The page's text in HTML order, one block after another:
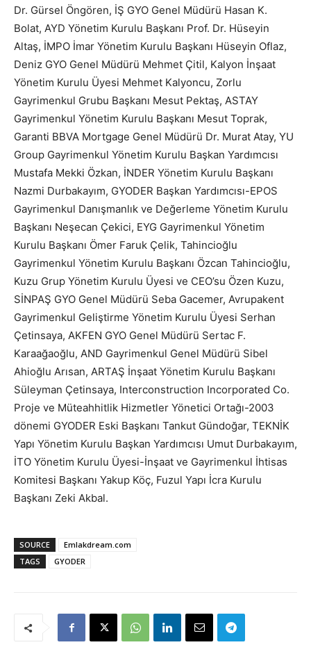
Dr. Gürsel Öngören, İŞ GYO Genel Müdürü Hasan K.
Bolat, AYD Yönetim Kurulu Başkanı Prof. Dr. Hüseyin
Altaş, İMPO İmar Yönetim Kurulu Başkanı Hüseyin Oflaz,
Deniz GYO Genel Müdürü Mehmet Çitil, Kalyon İnşaat
Yönetim Kurulu Üyesi Mehmet Kalyoncu, Zorlu
Gayrimenkul Grubu Başkanı Mesut Pektaş, ASTAY
Gayrimenkul Yönetim Kurulu Başkanı Mesut Toprak,
Garanti BBVA Mortgage Genel Müdürü Dr. Murat Atay, YU
Group Gayrimenkul Yönetim Kurulu Başkan Yardımcısı
Mustafa Mekki Özkan, İNDER Yönetim Kurulu Başkanı
Nazmi Durbakayım, GYODER Başkan Yardımcısı-EPOS
Gayrimenkul Danışmanlık ve Değerleme Yönetim Kurulu
Başkanı Neşecan Çekici, EYG Gayrimenkul Yönetim
Kurulu Başkanı Ömer Faruk Çelik, Tahincioğlu
Gayrimenkul Yönetim Kurulu Başkanı Özcan Tahincioğlu,
Kuzu Grup Yönetim Kurulu Üyesi ve CEO’su Özen Kuzu,
SİNPAŞ GYO Genel Müdürü Seba Gacemer, Avrupakent
Gayrimenkul Geliştirme Yönetim Kurulu Üyesi Serhan
Çetinsaya, AKFEN GYO Genel Müdürü Sertac F.
Karaağaoğlu, AND Gayrimenkul Genel Müdürü Sibel
Ahioğlu Arısan, ARTAŞ İnşaat Yönetim Kurulu Başkanı
Süleyman Çetinsaya, Interconstruction Incorporated Co.
Proje ve Müteahhitlik Hizmetler Yönetici Ortağı-2003
dönemi GYODER Eski Başkanı Tankut Gündoğar, TEKNİK
Yapı Yönetim Kurulu Başkan Yardımcısı Umut Durbakayım,
İTO Yönetim Kurulu Üyesi-İnşaat ve Gayrimenkul İhtisas
Komitesi Başkanı Yakup Köç, Fuzul Yapı İcra Kurulu
Başkanı Zeki Akbal.
SOURCE
Emlakdream.com
TAGS
GYODER